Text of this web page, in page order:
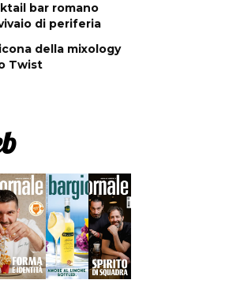
bar romano
di periferia
della mixology
Twist